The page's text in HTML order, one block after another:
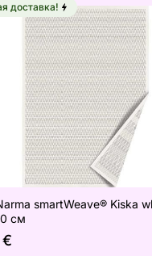
Narma smartWeave®
Найдите
доставка!
smartWeave® Kiska
см
€